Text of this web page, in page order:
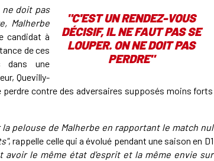
"C'EST UN RENDEZ-VOUS
DÉCISIF, IL NE FAUT PAS SE
LOUPER. ON NE DOIT PAS
PERDRE"
ne doit pas
Malherbe
candidat à
de ces
dans une
Quevilly-
contre des adversaires supposés moins forts
pelouse de Malherbe en rapportant le match nul
, rappelle celle qui a évolué pendant une saison en D1
avoir le même état d'esprit et la même envie sur